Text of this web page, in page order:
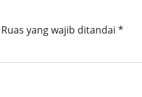
Ruas yang wajib ditandai *